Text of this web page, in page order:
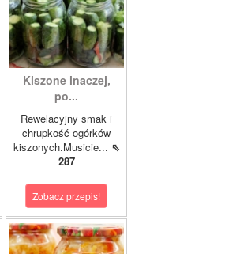
Kiszone inaczej,
po...
Rewelacyjny smak i
chrupkość ogórków
kiszonych.Musicie... ⇖
287
Zobacz przepis!